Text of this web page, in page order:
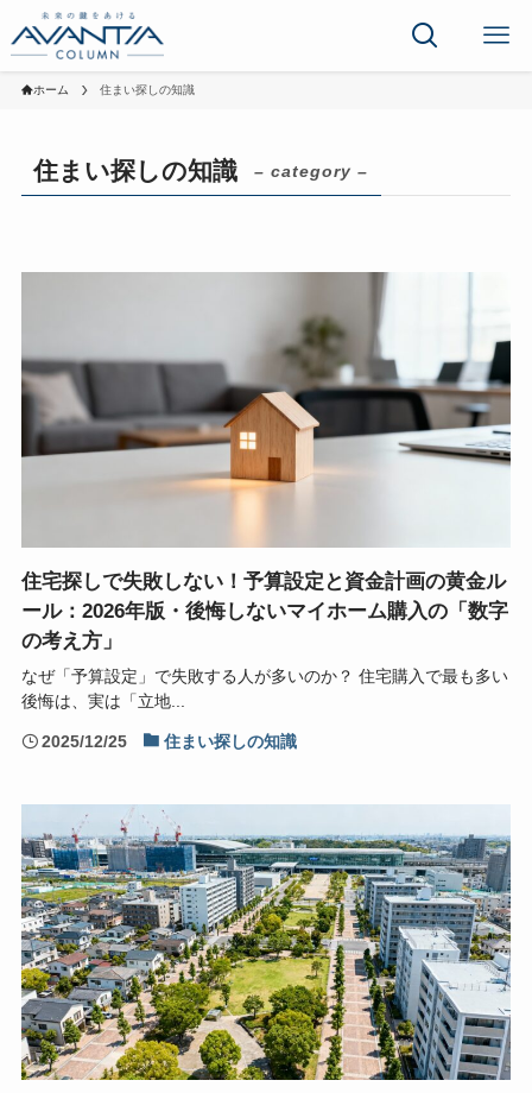
ホーム 住まい探しの知識
住まい探しの知識 – category –
住宅探しで失敗しない！予算設定と資金計画の黄金ル
ール：2026年版・後悔しないマイホーム購入の「数字
の考え方」
なぜ「予算設定」で失敗する人が多いのか？ 住宅購入で最も多い
後悔は、実は「立地...
2025/12/25 住まい探しの知識